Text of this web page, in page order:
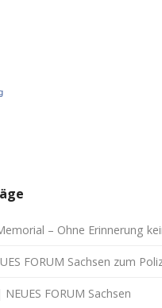
– Ohne Erinnerung
FORUM Sachsen zum
FORUM Sachsen